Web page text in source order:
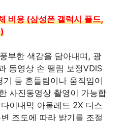
비용 (삼성폰 갤럭시 폴드,
부한 색감을 담아내며, 광
동영상 손 떨림 보정VDIS
등 흔들림이나 움직임이
사진동영상 촬영이 가능합
이내믹 아몰레드 2X 디스
조도에 따라 밝기를 조절